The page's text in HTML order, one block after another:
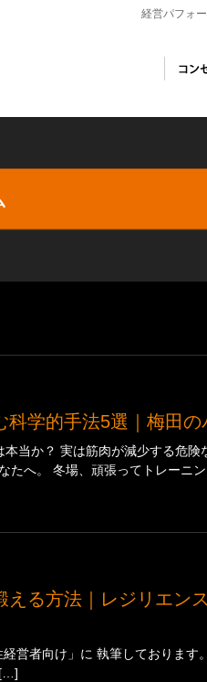
経営パフォ
科学的手法5選｜梅田
本当か？ 実は筋肉が減少する危
たへ。 冬場、頑張ってトレーニ
営者向け」に 執筆しております
[…]